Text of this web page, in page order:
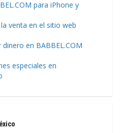
para iPhone y
venta en el sitio web
en BABBEL.COM
especiales en